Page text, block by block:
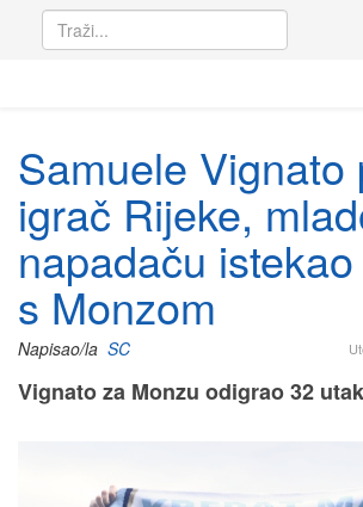
Samuele Vignato
igrač Rijeke,
napadaču
s Monzom
Napisao/la SC
Vignato za Monzu odigrao 32